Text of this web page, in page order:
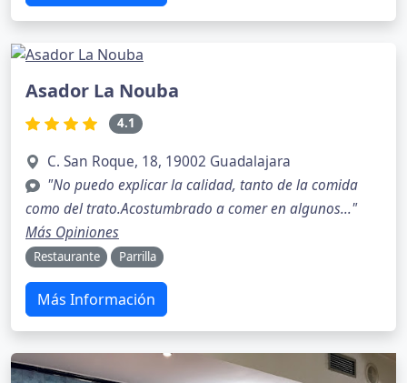
Asador La Nouba
4.1
C. San Roque, 18, 19002 Guadalajara
"No puedo explicar la calidad, tanto de la comida
como del trato.Acostumbrado a comer en algunos..."
Más Opiniones
Restaurante Parrilla
Más Información